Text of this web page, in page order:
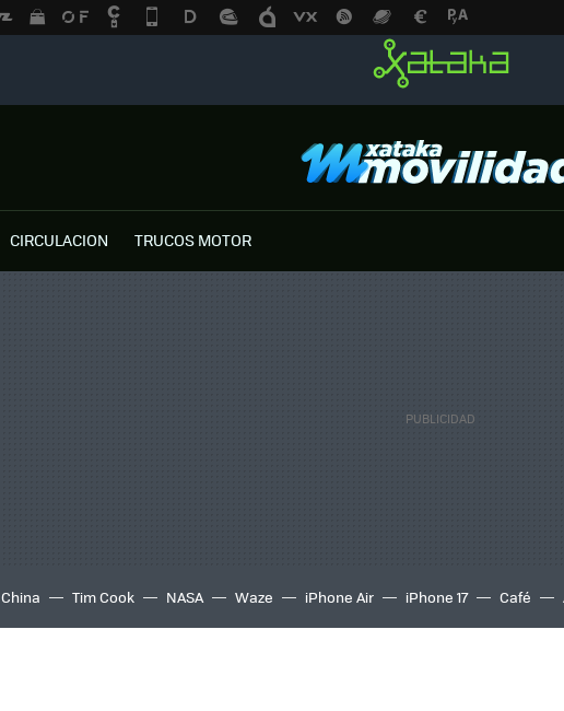
CIRCULACION TRUCOS MOTOR
China Tim Cook NASA Waze iPhone Air iPhone 17 Café